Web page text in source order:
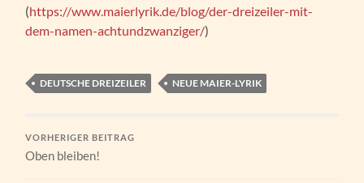
(https://www.maierlyrik.de/blog/der-dreizeiler-mit-
dem-namen-achtundzwanziger/)
DEUTSCHE DREIZEILER NEUE MAIER-LYRIK
VORHERIGER BEITRAG
Oben bleiben!